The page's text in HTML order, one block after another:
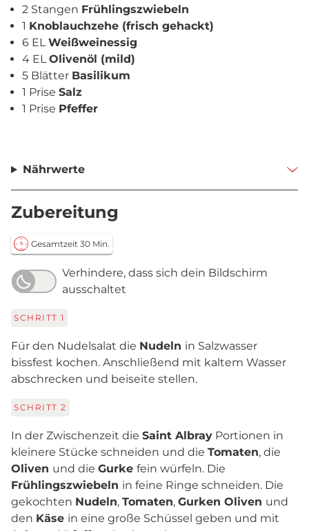
2 Stangen Frühlingszwiebeln
1 Knoblauchzehe (frisch gehackt)
6 ELWeißweinessig
4 ELOlivenöl (mild)
5 Blätter Basilikum
1 Prise Salz
1 Prise Pfeffer
Nährwerte
Zubereitung
Gesamtzeit 30 Min.
Verhindere, dass sich dein Bildschirm
ausschaltet
SCHRITT 1
Für den Nudelsalat die Nudeln in Salzwasser
bissfest kochen. Anschließend mit kaltem Wasser
abschrecken und beiseite stellen.
SCHRITT 2
In der Zwischenzeit die Saint Albray Portionen in
kleinere Stücke schneiden und die Tomaten, die
Oliven und die Gurke fein würfeln. Die
Frühlingszwiebeln in feine Ringe schneiden. Die
gekochten Nudeln, Tomaten, Gurken Oliven und
den Käse in eine große Schüssel geben und mit